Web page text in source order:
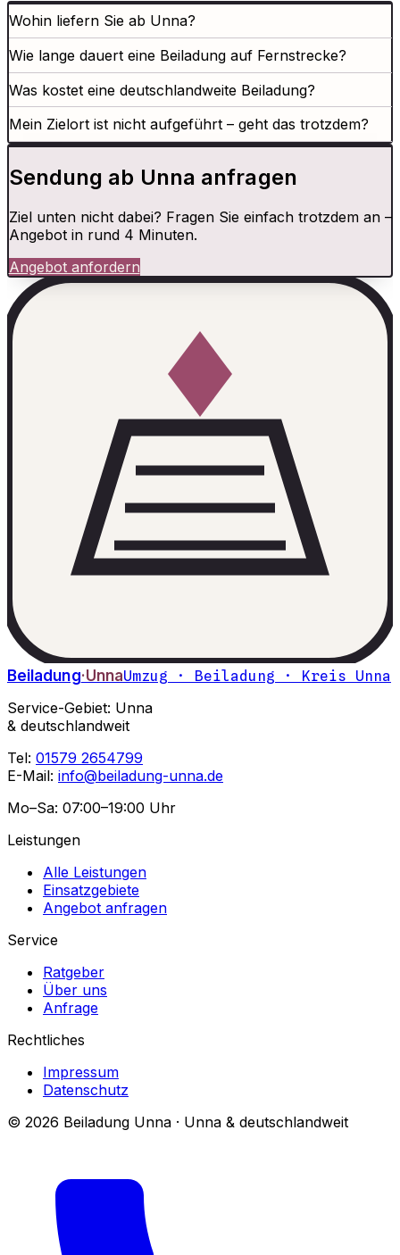
Wohin liefern Sie ab Unna?
Wie lange dauert eine Beiladung auf Fernstrecke?
Was kostet eine deutschlandweite Beiladung?
Mein Zielort ist nicht aufgeführt – geht das trotzdem?
Sendung ab Unna anfragen
Ziel unten nicht dabei? Fragen Sie einfach trotzdem an –
Angebot in rund 4 Minuten.
Angebot anfordern
Beiladung·UnnaUmzug · Beiladung · Kreis Unna
Service-Gebiet: Unna
& deutschlandweit
Tel: 01579 2654799
E-Mail: info@beiladung-unna.de
Mo–Sa: 07:00–19:00 Uhr
Leistungen
Alle Leistungen
Einsatzgebiete
Angebot anfragen
Service
Ratgeber
Über uns
Anfrage
Rechtliches
Impressum
Datenschutz
© 2026 Beiladung Unna · Unna & deutschlandweit